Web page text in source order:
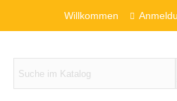
Willkommen